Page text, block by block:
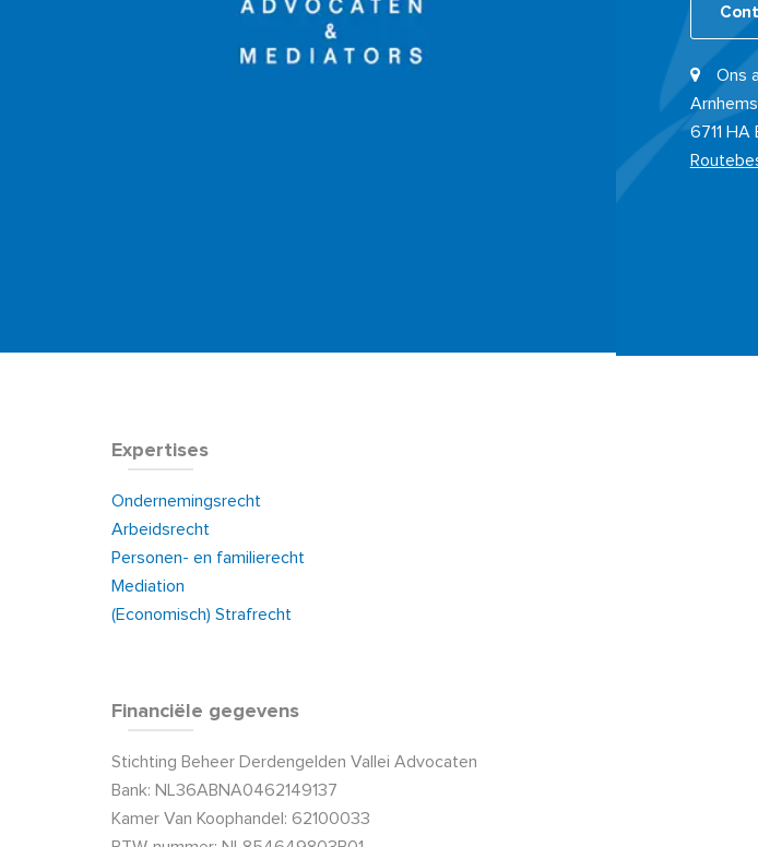
Ons
6711 HA
Expertises
Ondernemingsrecht
Arbeidsrecht
Personen- en familierecht
Mediation
(Economisch) Strafrecht
Financiële gegevens
Stichting Beheer Derdengelden Vallei Advocaten
Bank: NL36ABNA0462149137
Kamer Van Koophandel: 62100033